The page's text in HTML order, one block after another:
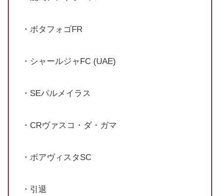
・ボタフォゴFR
・シャールジャFC (UAE)
・SEパルメイラス
・CRヴァスコ・ダ・ガマ
・ボアヴィスタSC
・引退